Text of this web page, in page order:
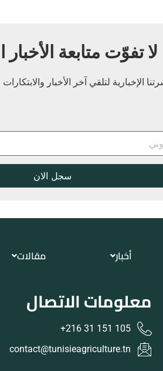
لا تفوّت متابعة الأخبار
الإخبارية لتلقي آخر الأخبار
أخبار مقالات
معلومات الاتصال
105 151 31 216+
contact@tunisieagriculture.tn